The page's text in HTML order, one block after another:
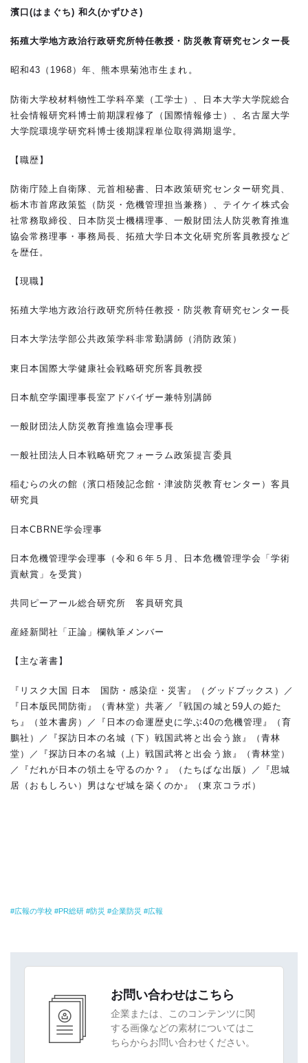
濱口(はまぐち) 和久(かずひさ)
拓殖大学地方政治行政研究所特任教授・防災教育研究センター長
昭和43（1968）年、熊本県菊池市生まれ。
防衛大学校材料物性工学科卒業（工学士）、日本大学大学院総合
社会情報研究科博士前期課程修了（国際情報修士）、名古屋大学
大学院環境学研究科博士後期課程単位取得満期退学。
【職歴】
防衛庁陸上自衛隊、元首相秘書、日本政策研究センター研究員、
栃木市首席政策監（防災・危機管理担当兼務）、テイケイ株式会
社常務取締役、日本防災士機構理事、一般財団法人防災教育推進
協会常務理事・事務局長、拓殖大学日本文化研究所客員教授など
を歴任。
【現職】
拓殖大学地方政治行政研究所特任教授・防災教育研究センター長
日本大学法学部公共政策学科非常勤講師（消防政策）
東日本国際大学健康社会戦略研究所客員教授
日本航空学園理事長室アドバイザー兼特別講師
一般財団法人防災教育推進協会理事長
一般社団法人日本戦略研究フォーラム政策提言委員
稲むらの火の館（濱口梧陵記念館・津波防災教育センター）客員
研究員
日本CBRNE学会理事
日本危機管理学会理事（令和６年５月、日本危機管理学会「学術
貢献賞」を受賞）
共同ピーアール総合研究所 客員研究員
産経新聞社「正論」欄執筆メンバー
【主な著書】
『リスク大国 日本 国防・感染症・災害』（グッドブックス）／
『日本版民間防衛』（青林堂）共著／『戦国の城と59人の姫た
ち』（並木書房）／『日本の命運歴史に学ぶ40の危機管理』（育
鵬社）／『探訪日本の名城（下）戦国武将と出会う旅』（青林
堂）／『探訪日本の名城（上）戦国武将と出会う旅』（青林堂）
／『だれが日本の領土を守るのか？』（たちばな出版）／『思城
居（おもしろい）男はなぜ城を築くのか』（東京コラボ）
広報の学校 PR総研 防災 企業防災 広報
お問い合わせはこちら
企業または、このコンテンツに関
する画像などの素材についてはこ
ちらからお問い合わせください。